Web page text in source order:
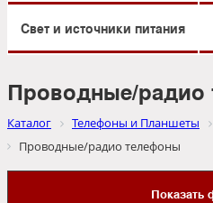
Свет и источники питания
Проводные/
Каталог Телефоны и Планшеты
Проводные/радио телефоны
Показать